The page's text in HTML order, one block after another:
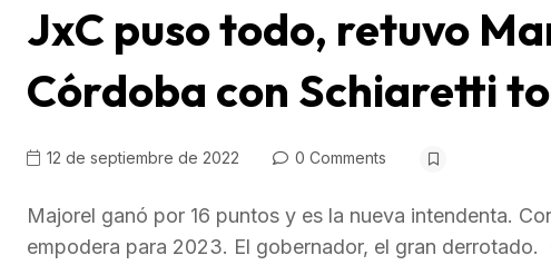
JxC puso todo, retuvo
Córdoba con Schiaretti
12 de septiembre de 2022 0 Comments
Majorel ganó por 16 puntos y es la nueva intendenta.
empodera para 2023. El gobernador, el gran